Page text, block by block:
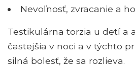
Nevoľnosť, zvracanie a
Testikulárna torzia u detí a
častejšia v noci a v týchto
silná bolesť, že sa rozlieva.